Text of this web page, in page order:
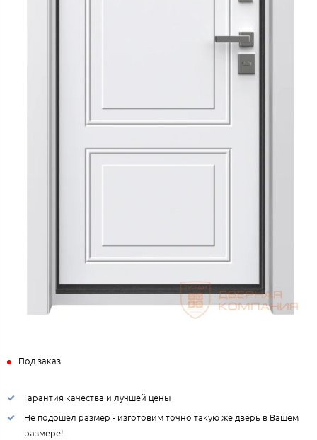
Под заказ
Гарантия качества и лучшей цены
Не подошел размер - изготовим точно такую же дверь в Вашем
размере!